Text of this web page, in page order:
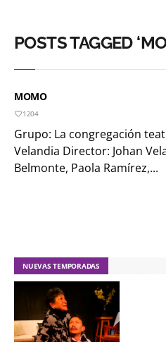
POSTS TAGGED
MOMO
1204
Grupo: La congregación
Velandia Director: Johan
Belmonte, Paola Ramírez,...
NUEVAS TEMPORADAS